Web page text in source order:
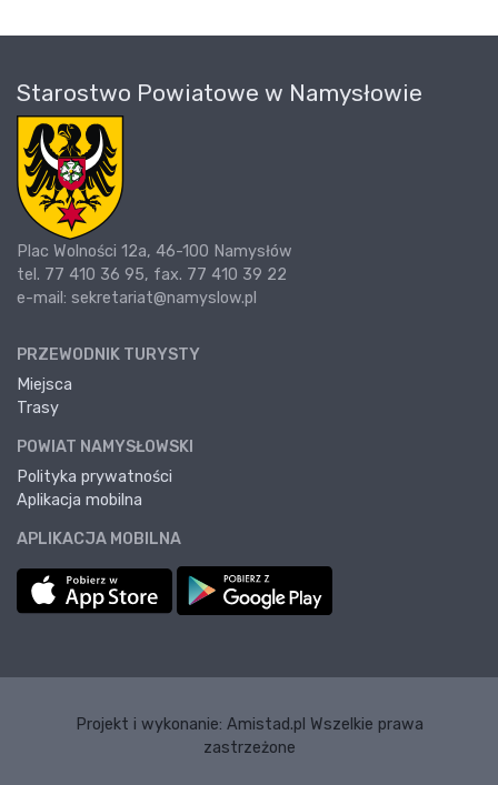
Starostwo Powiatowe w Namysłowie
Plac Wolności 12a, 46-100 Namysłów
tel. 77 410 36 95, fax. 77 410 39 22
e-mail: sekretariat@namyslow.pl
PRZEWODNIK TURYSTY
Miejsca
Trasy
POWIAT NAMYSŁOWSKI
Polityka prywatności
Aplikacja mobilna
APLIKACJA MOBILNA
Projekt i wykonanie: Amistad.pl Wszelkie prawa
zastrzeżone